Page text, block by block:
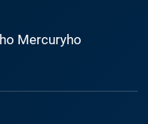
Mercuryho